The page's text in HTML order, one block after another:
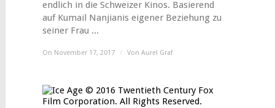
endlich in die Schweizer Kinos. Basierend
auf Kumail Nanjianis eigener Beziehung zu
seiner Frau ...
On November 17, 2017 / Von Aurel Graf